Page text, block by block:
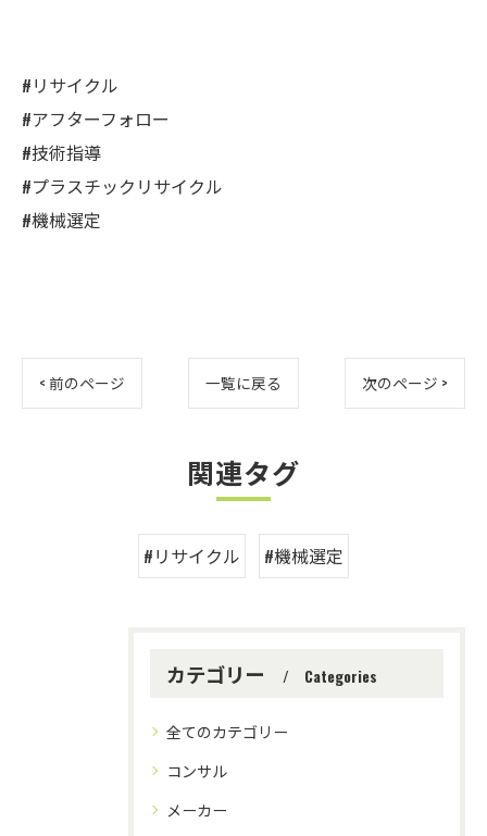
#リサイクル
#アフターフォロー
#技術指導
#プラスチックリサイクル
#機械選定
< 前のページ 一覧に戻る 次のページ >
関連タグ
#リサイクル #機械選定
カテゴリー Categories
全てのカテゴリー
コンサル
メーカー